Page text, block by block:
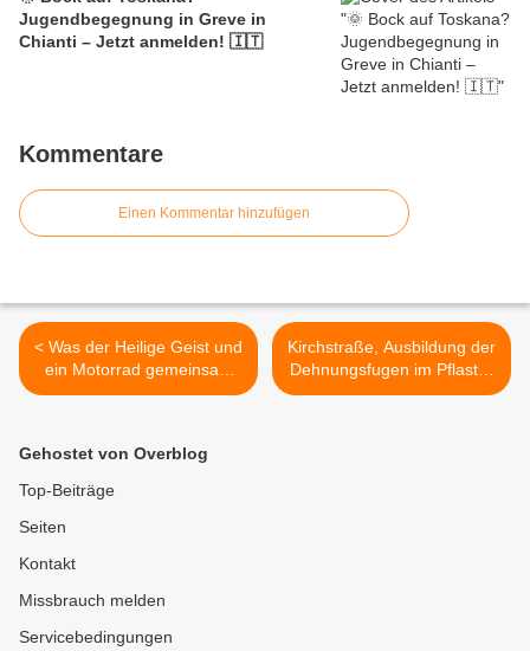
Jugendbegegnung in Greve in
Chianti – Jetzt anmelden! 🇮🇹
Kommentare
Einen Kommentar hinzufügen
< Was der Heilige Geist und
ein Motorrad gemeinsam
haben - Ökumenischer
Kirchstraße, Ausbildung der
Dehnungsfugen im Pflaster
>
Gehostet von Overblog
Top-Beiträge
Seiten
Kontakt
Missbrauch melden
Servicebedingungen